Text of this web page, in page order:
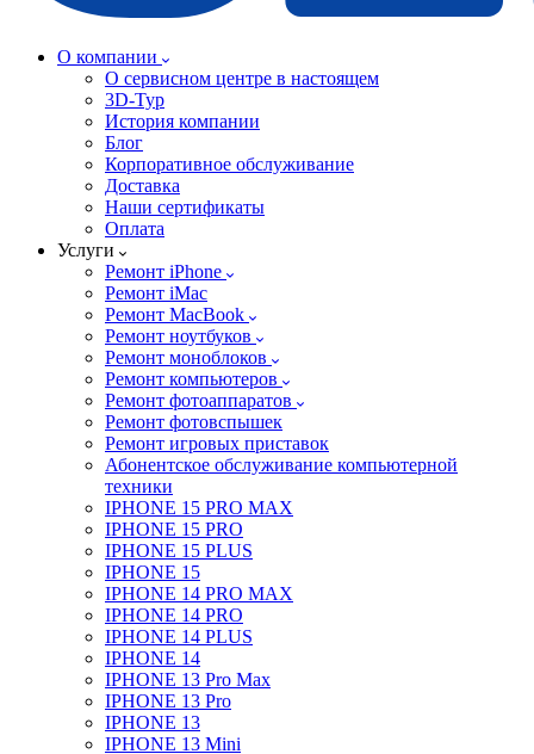
О компании
О сервисном центре в настоящем
3D-Тур
История компании
Блог
Корпоративное обслуживание
Доставка
Наши сертификаты
Оплата
Услуги
Ремонт iPhone
Ремонт iMac
Ремонт MacBook
Ремонт ноутбуков
Ремонт моноблоков
Ремонт компьютеров
Ремонт фотоаппаратов
Ремонт фотовспышек
Ремонт игровых приставок
Абонентское обслуживание компьютерной
техники
IPHONE 15 PRO MAX
IPHONE 15 PRO
IPHONE 15 PLUS
IPHONE 15
IPHONE 14 PRO MAX
IPHONE 14 PRO
IPHONE 14 PLUS
IPHONE 14
IPHONE 13 Pro Max
IPHONE 13 Pro
IPHONE 13
IPHONE 13 Mini